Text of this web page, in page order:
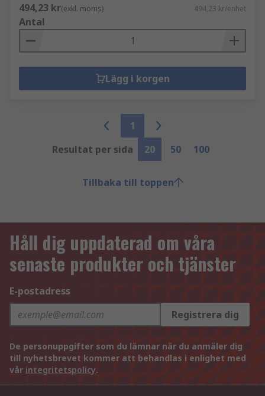
494,23 kr(exkl. moms) 494,23 kr/enhet
Antal
Lägg i korgen
1
Resultat per sida
20 50 100
Tillbaka till toppen
Håll dig uppdaterad om våra
senaste produkter och tjänster
E-postadress
Registrera dig
De personuppgifter som du lämnar när du anmäler dig
till nyhetsbrevet kommer att behandlas i enlighet med
vår integritetspolicy.